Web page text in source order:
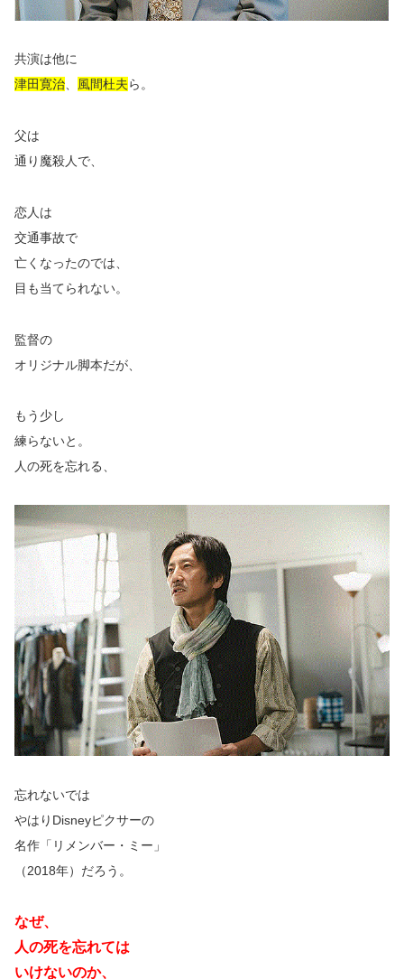
共演は他に
津田寛治、 風間杜夫ら。
父は
通り魔殺人で、
恋人は
交通事故で
亡くなったのでは、
目も当てられない。
監督の
オリジナル脚本だが、
もう少し
練らないと。
人の死を忘れる、
忘れないでは
やはりDisneyピクサーの
名作「リメンバー・ミー」
（2018年）だろう。
なぜ、
人の死を忘れては
いけないのか、